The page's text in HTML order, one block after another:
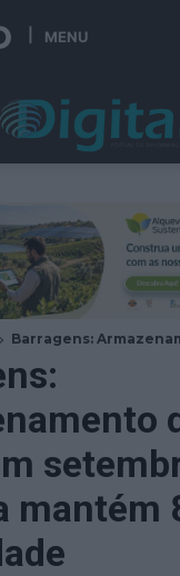
MENU
Barragens:
mantém